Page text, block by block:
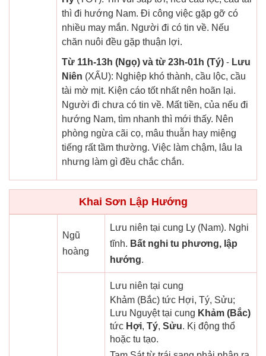
thì đi hướng Nam. Đi công việc gặp gỡ có
nhiều may mắn. Người đi có tin về. Nếu
chăn nuôi đều gặp thuận lợi.
Từ 11h-13h (Ngọ) và từ 23h-01h (Tý) - Lưu
Niên (XẤU): Nghiệp khó thành, cầu lộc, cầu
tài mờ mịt. Kiện cáo tốt nhất nên hoãn lại.
Người đi chưa có tin về. Mất tiền, của nếu đi
hướng Nam, tìm nhanh thì mới thấy. Nên
phòng ngừa cãi cọ, mâu thuẫn hay miệng
tiếng rất tầm thường. Việc làm chậm, lâu la
nhưng làm gì đều chắc chắn.
Khai Sơn Lập Hướng
Ngũ
hoàng
Lưu niên tại cung Ly (Nam). Nghi
tĩnh. Bất nghi tu phương, lập
hướng.
Lưu niên tại cung
Khảm (Bắc) tức Hợi, Tý, Sửu;
Lưu Nguyệt tại cung Khảm (Bắc)
tức Hợi, Tý, Sửu. Kị động thổ
hoặc tu tạo.